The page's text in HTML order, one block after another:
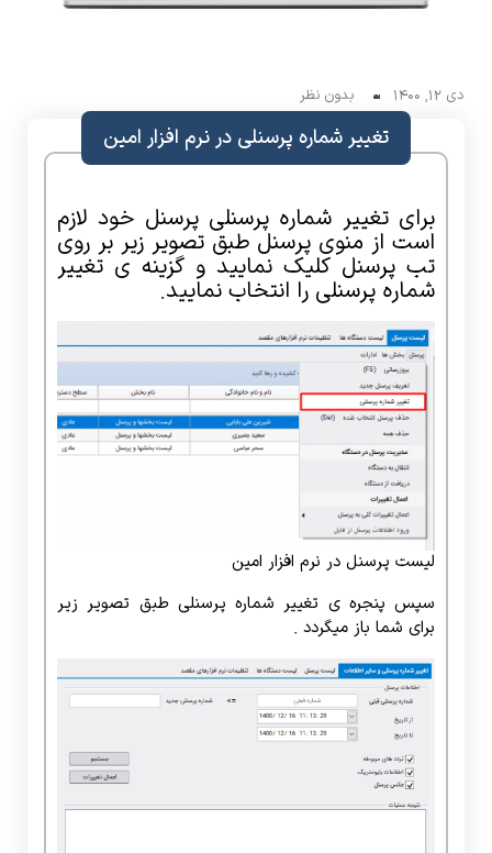
دی 12, 1400 بدون نظر
تغییر شماره پرسنلی در نرم افزار امین
برای تغییر شماره پرسنلی پرسنل خود لازم
است از منوی پرسنل طبق تصویر زیر بر روی
تب پرسنل کلیک نمایید و گزینه ی تغییر
شماره پرسنلی را انتخاب نمایید.
لیست پرسنل در نرم افزار امین
سپس پنجره ی تغییر شماره پرسنلی طبق تصویر زیر
برای شما باز میگردد .